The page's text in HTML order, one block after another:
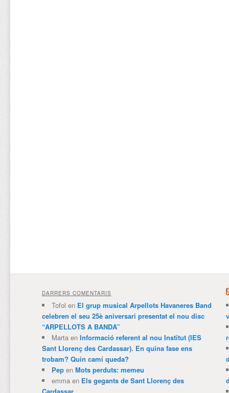
DARRERS COMENTARIS
Tofol en El grup musical Arpellots Havaneres Band
celebren el seu 25è aniversari presentat el nou disc
“ARPELLOTS A BANDA”
Martaen Informació referent al nou Institut (IES
Sant Llorenç des Cardassar). En quina fase ens
trobam? Quin camí queda?
Pepen Mots perduts: memeu
emmaen Els gegants de Sant Llorenç des